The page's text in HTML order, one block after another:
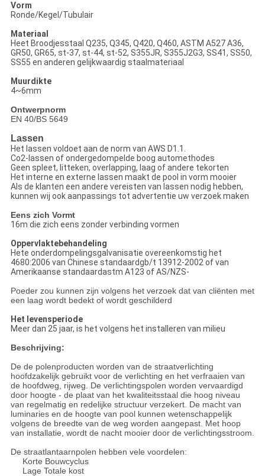
Vorm
Ronde/Kegel/Tubulair
Materiaal
Heet Broodjesstaal Q235, Q345, Q420, Q460, ASTM A527 A36,
GR50, GR65, st-37, st-44, st-52, S355JR, S355J2G3, SS41, SS50,
SS55 en anderen gelijkwaardig staalmateriaal
Muurdikte
4~6mm
Ontwerpnorm
EN 40/BS 5649
Lassen
Het lassen voldoet aan de norm van AWS D1.1.
Co2-lassen of ondergedompelde boog automethodes
Geen spleet, litteken, overlapping, laag of andere tekorten
Het interne en externe lassen maakt de pool in vorm mooier
Als de klanten een andere vereisten van lassen nodig hebben,
kunnen wij ook aanpassings tot advertentie uw verzoek maken
Eens zich Vormt
16m die zich eens zonder verbinding vormen
Oppervlaktebehandeling
Hete onderdompelingsgalvanisatie overeenkomstig het
4680:2006 van Chinese standaardgb/t 13912-2002 of van
Amerikaanse standaardastm A123 of AS/NZS-
Poeder zou kunnen zijn volgens het verzoek dat van cliënten met
een laag wordt bedekt of wordt geschilderd
Het levensperiode
Meer dan 25 jaar, is het volgens het installeren van milieu
Beschrijving:
De de polenproducten worden van de straatverlichting
hoofdzakelijk gebruikt voor de verlichting en het verfraaien van
de hoofdweg, rijweg. De verlichtingspolen worden vervaardigd
door hoogte - de plaat van het kwaliteitsstaal die hoog niveau
van regelmatig en redelijke structuur verzekert. De macht van
luminaries en de hoogte van pool kunnen wetenschappelijk
volgens de breedte van de weg worden aangepast. Met hoop
van installatie, wordt de nacht mooier door de verlichtingsstroom.
De straatlantaarnpolen hebben vele voordelen:
Korte Bouwcyclus
Lage Totale kost